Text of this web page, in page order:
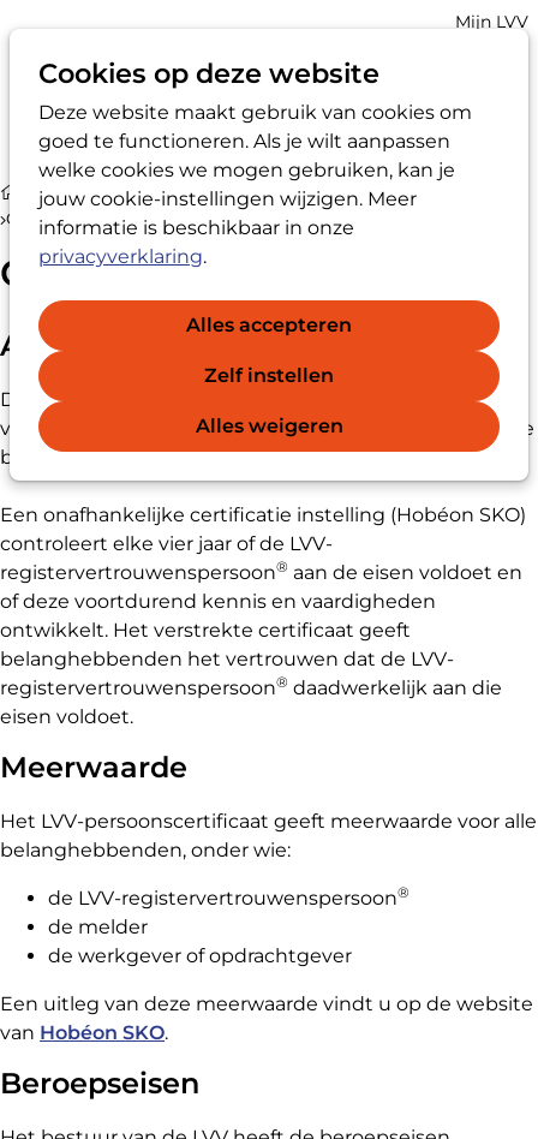
Cookies op deze website
Deze website maakt gebruik van cookies om
goed te functioneren. Als je wilt aanpassen
welke cookies we mogen gebruiken, kan je
jouw cookie-instellingen wijzigen. Meer
informatie is beschikbaar in onze
privacyverklaring.
Alles accepteren
Zelf instellen
Alles weigeren
Zoek
Account
Mijn LVV
Ik wil LVV-registervertrouwenspersoon® worden
Certificering
Certificering
Aantoonbare kwaliteit
Door middel van een persoonscertificaat kunnen
vertrouwenspersonen aantonen dat zij aan de gestelde
beroepseisen voldoen.
Een onafhankelijke certificatie instelling (Hobéon SKO)
controleert elke vier jaar of de LVV-
registervertrouwenspersoon® aan de eisen voldoet en
of deze voortdurend kennis en vaardigheden
ontwikkelt. Het verstrekte certificaat geeft
belanghebbenden het vertrouwen dat de LVV-
registervertrouwenspersoon® daadwerkelijk aan die
eisen voldoet.
Meerwaarde
Het LVV-persoonscertificaat geeft meerwaarde voor alle
belanghebbenden, onder wie:
de LVV-registervertrouwenspersoon®
de melder
de werkgever of opdrachtgever
Een uitleg van deze meerwaarde vindt u op de website
van Hobéon SKO.
Beroepseisen